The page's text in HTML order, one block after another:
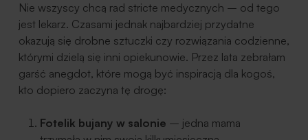
Nie wszyscy chcą rad stricte medycznych – od tego
jest lekarz. Czasami jednak najbardziej przydatne
okazują się drobne sztuczki czy rozwiązania codzienne,
którymi dzielą się inni opiekunowie. Przez lata zebrałam
garść anegdot, które mogą być inspiracją dla kogoś,
kto dopiero zaczyna tę drogę:
Fotelik bujany w salonie – jedna mama